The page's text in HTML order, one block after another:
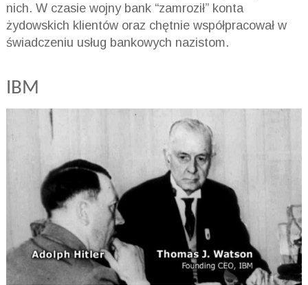
nich. W czasie wojny bank “zamroził” konta
żydowskich klientów oraz chętnie współpracował w
świadczeniu usług bankowych nazistom.
IBM